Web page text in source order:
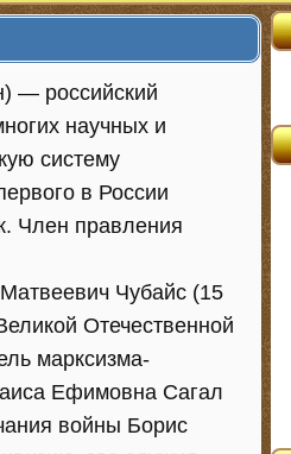
— российский
научных и
систему
в России
Член правления
Чубайс (15
Отечественной
марксизма-
Ефимовна Сагал
войны Борис